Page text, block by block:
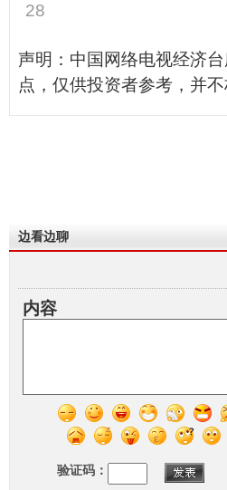
28
声明：中国网络电视经济
点，仅供投资者参考，并
边看边聊
内容
验证码：